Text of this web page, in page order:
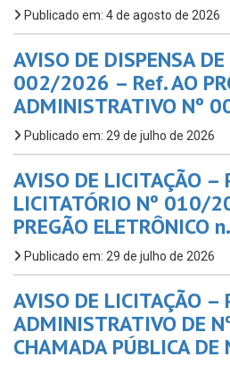
Publicado em: 4 de agosto de 2026
AVISO DE DISPENSA
002/2026 – Ref. AO
ADMINISTRATIVO Nº
Publicado em: 29 de julho de 2026
AVISO DE LICITAÇÃO –
LICITATÓRIO Nº 010/
PREGÃO
Publicado em: 29 de julho de 2026
AVISO DE LICITAÇÃO –
ADMINISTRATIVO DE
CHAMADA PÚBLICA